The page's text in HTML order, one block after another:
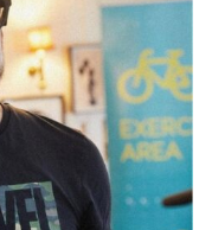
猛反対。家族から信じら
フィーのサムネ草